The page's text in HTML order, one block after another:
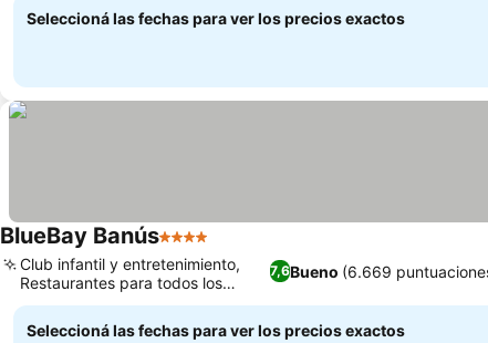
Seleccioná las fechas para ver los precios exactos
BlueBay Banús4 Estrellas
7,6Bueno (6.669
Club infantil y entretenimiento,
Restaurantes para todos los
gustos
Seleccioná las fechas para ver los precios exactos